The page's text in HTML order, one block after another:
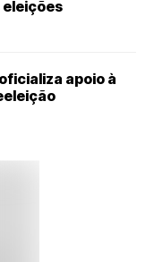
eleições
apoio à